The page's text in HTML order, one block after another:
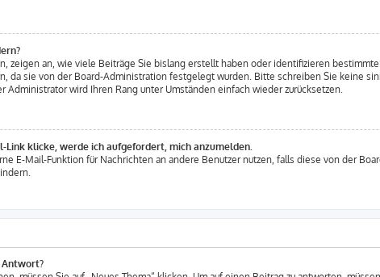
zeigen an, wie viele Beiträge Sie bislang erstellt haben oder identifizieren
da sie von der Board-Administration festgelegt wurden. Bitte schreiben Sie keine
wird Ihren Rang unter Umständen einfach wieder zurücksetzen.
Link klicke, werde ich aufgefordert, mich anzumelden.
E-Mail-Funktion für Nachrichten an andere Benutzer nutzen, falls diese von der
Antwort?